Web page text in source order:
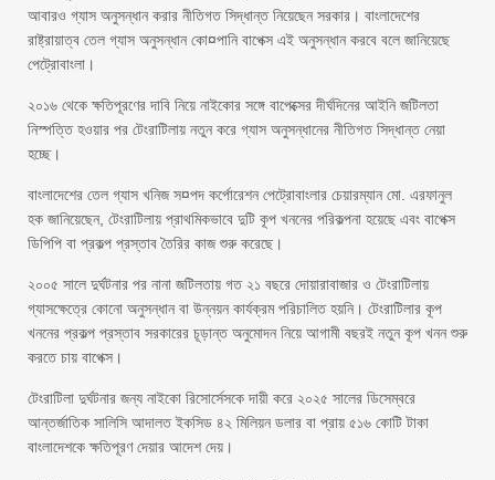
আবারও গ্যাস অনুসন্ধান করার নীতিগত সিদ্ধান্ত নিয়েছেন সরকার। বাংলাদেশের
রাষ্ট্রায়াত্ব তেল গ্যাস অনুসন্ধান কো¤পানি বাপেক্স এই অনুসন্ধান করবে বলে জানিয়েছে
পেট্রোবাংলা।
২০১৬ থেকে ক্ষতিপূরণের দাবি নিয়ে নাইকোর সঙ্গে বাপেক্সের দীর্ঘদিনের আইনি জটিলতা
নিস্পত্তি হওয়ার পর টেংরাটিলায় নতুন করে গ্যাস অনুসন্ধানের নীতিগত সিদ্ধান্ত নেয়া
হচ্ছে।
বাংলাদেশের তেল গ্যাস খনিজ স¤পদ কর্পোরেশন পেট্রোবাংলার চেয়ারম্যান মো. এরফানুল
হক জানিয়েছেন, টেংরাটিলায় প্রাথমিকভাবে দুটি কূপ খননের পরিকল্পনা হয়েছে এবং বাপেক্স
ডিপিপি বা প্রকল্প প্রস্তাব তৈরির কাজ শুরু করেছে।
২০০৫ সালে দুর্ঘটনার পর নানা জটিলতায় গত ২১ বছরে দোয়ারাবাজার ও টেংরাটিলায়
গ্যাসক্ষেত্রে কোনো অনুসন্ধান বা উন্নয়ন কার্যক্রম পরিচালিত হয়নি। টেংরাটিলার কূপ
খননের প্রকল্প প্রস্তাব সরকারের চূড়ান্ত অনুমোদন নিয়ে আগামী বছরই নতুন কূপ খনন শুরু
করতে চায় বাপেক্স।
টেংরাটিলা দুর্ঘটনার জন্য নাইকো রিসোর্সেসকে দায়ী করে ২০২৫ সালের ডিসেম্বরে
আন্তর্জাতিক সালিসি আদালত ইকসিড ৪২ মিলিয়ন ডলার বা প্রায় ৫১৬ কোটি টাকা
বাংলাদেশকে ক্ষতিপূরণ দেয়ার আদেশ দেয়।